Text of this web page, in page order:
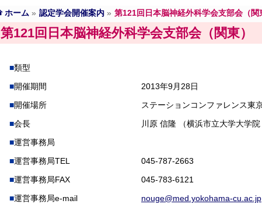
ホーム » 認定学会開催案内 » 第121回日本脳神経外科学会支部会（関
第121回日本脳神経外科学会支部会（関東）
類型
開催期間
2013年9月28日
開催場所
ステーションコンファレンス東
会長
川原 信隆 （横浜市立大学大学
運営事務局
運営事務局TEL
045-787-2663
運営事務局FAX
045-783-6121
運営事務局e-mail
nouge@med.yokohama-cu.ac.jp